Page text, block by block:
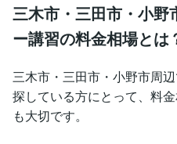
三木市・三田市・小野
ー講習の料金相場とは
三木市・三田市・小野市周
探している方にとって、料
も大切です。